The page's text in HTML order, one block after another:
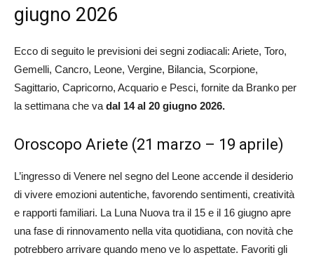
giugno 2026
Ecco di seguito le previsioni dei segni zodiacali: Ariete, Toro,
Gemelli, Cancro, Leone, Vergine, Bilancia, Scorpione,
Sagittario, Capricorno, Acquario e Pesci, fornite da Branko per
la settimana che va dal 14 al 20 giugno 2026.
Oroscopo Ariete (21 marzo – 19 aprile)
L’ingresso di Venere nel segno del Leone accende il desiderio
di vivere emozioni autentiche, favorendo sentimenti, creatività
e rapporti familiari. La Luna Nuova tra il 15 e il 16 giugno apre
una fase di rinnovamento nella vita quotidiana, con novità che
potrebbero arrivare quando meno ve lo aspettate. Favoriti gli